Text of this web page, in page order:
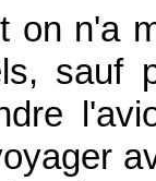
on n'a
sauf